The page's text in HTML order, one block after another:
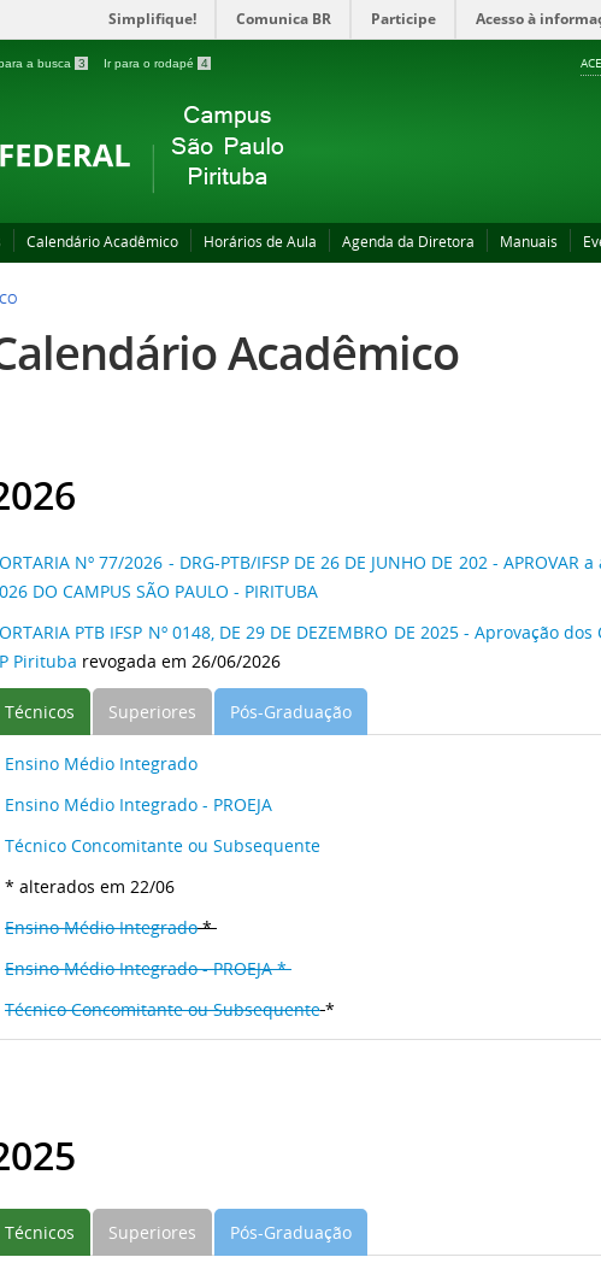
Simplifique! Comunica BR Participe Acesso à
a busca 3 Ir para o rodapé 4
Calendário Acadêmico Horários de Aula Agenda da Diretora Manuais
Acadêmico
Nº 77/2026 - DRG-PTB/IFSP DE 26 DE JUNHO DE 202 -
DO CAMPUS SÃO PAULO - PIRITUBA
PTB IFSP Nº 0148, DE 29 DE DEZEMBRO DE 2025 - Aprovação
Pirituba revogada em 26/06/2026
Técnicos Superiores Pós-Graduação
Ensino Médio Integrado
Ensino Médio Integrado - PROEJA
Técnico Concomitante ou Subsequente
* alterados em 22/06
Ensino Médio Integrado*
Ensino Médio Integrado - PROEJA *
Técnico Concomitante ou Subsequente *
Técnicos Superiores Pós-Graduação